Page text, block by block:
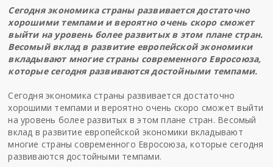
Сегодня экономика страны развивается достаточно
хорошими темпами и вероятно очень скоро сможет
выйти на уровень более развитых в этом плане стран.
Весомый вклад в развитие европейской экономики
вкладывают многие страны современного Евросоюза,
которые сегодня развиваются достойными темпами.
Сегодня экономика страны развивается достаточно
хорошими темпами и вероятно очень скоро сможет выйти
на уровень более развитых в этом плане стран. Весомый
вклад в развитие европейской экономики вкладывают
многие страны современного Евросоюза, которые сегодня
развиваются достойными темпами.